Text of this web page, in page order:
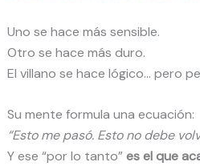
Uno se hace más sensible.
Otro se hace más duro.
El villano se hace lógico… pero
Su mente formula una ecuación:
“Esto me pasó. Esto no debe
Y ese “por lo tanto”es el que